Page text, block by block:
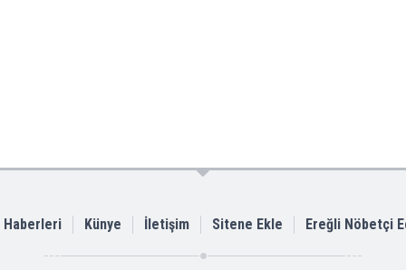
Haberleri Künye İletişim Sitene Ekle Ereğli Nöbetçi